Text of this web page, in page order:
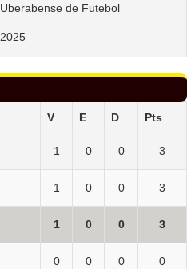
Uberabense de Futebol
2025
V E D Pts
1 0 0 3
1 0 0 3
1 0 0 3
0 0 0 0